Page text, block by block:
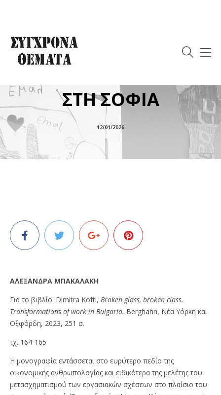
ΑΠΟΔΙΑΡΘΡΩΣΗ»
ΣΤΗ ΣΟΦΙΑ
12/01/2026
ΑΛΕΞΑΝΔΡΑ ΜΠΑΚΑΛΑΚΗ
Για το βιβλίο: Dimitra Kofti, Broken glass, broken class.
Transformations of work in Bulgaria. Berghahn, Νέα Υόρκη και
Οξφόρδη, 2023, 251 σ.
τχ. 164-165
Η μονογραφία εντάσσεται στο ευρύτερο πεδίο της
οικονομικής ανθρωπολογίας και ειδικότερα της μελέτης του
μετασχηματισμού των εργασιακών σχέσεων στο πλαίσιο του